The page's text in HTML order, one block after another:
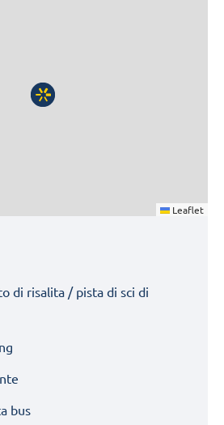
Leaflet
di risalita / pista di sci di
bus